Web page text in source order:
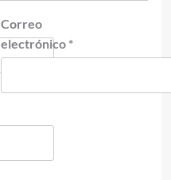
Correo
electrónico *